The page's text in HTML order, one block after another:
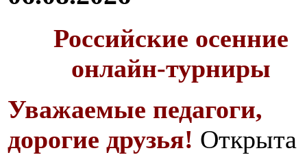
Российские осенние
онлайн-турниры
Уважаемые педагоги,
дорогие друзья! Открыта